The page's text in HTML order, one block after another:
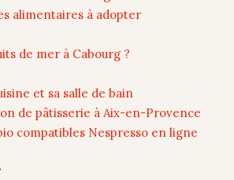
alimentaires à adopter
de mer à Cabourg ?
et sa salle de bain
de pâtisserie à Aix-en-Provence
compatibles Nespresso en ligne